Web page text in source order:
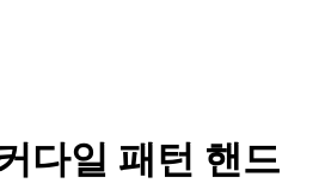
다일 패턴 핸드